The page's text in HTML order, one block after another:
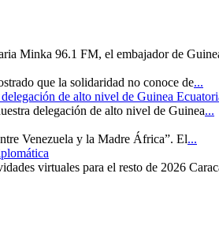
Minka 96.1 FM, el embajador de
que la solidaridad no conoce de...
de alto nivel de Guinea
delegación de alto nivel de Guinea...
Venezuela y la Madre África”. El...
virtuales para el resto de 2026